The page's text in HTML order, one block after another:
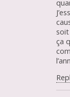
soit
ça